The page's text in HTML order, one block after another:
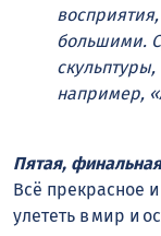
большими.
например,
Пятая,
Всё прекрасное
улететь в мир и